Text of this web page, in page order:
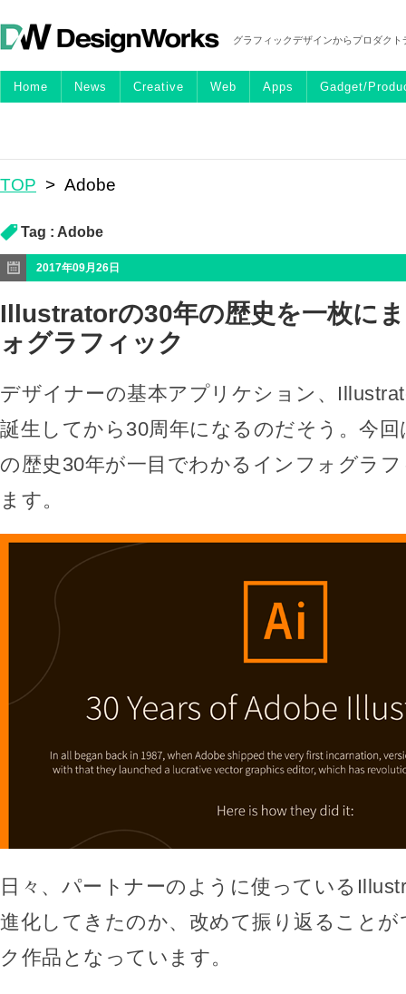
グラフィックデザインからプロダク
Home News Creative Web Apps Gadget/
TOP > Adobe
Tag : Adobe
2017年09月26日
Illustratorの30年の歴史を一枚に
ォグラフィック
デザイナーの基本アプリケション、
誕生してから30周年になるのだそう。今
の歴史30年が一目でわかるインフォグラ
ます。
日々、パートナーのように使っている
進化してきたのか、改めて振り返ること
ク作品となっています。